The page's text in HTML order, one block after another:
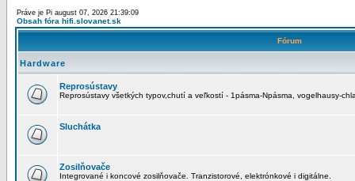
Práve je Pi august 07, 2026 21:39:09
Obsah fóra hifi.slovanet.sk
Fórum
Hardware
Reprosústavy
Reprosústavy všetkých typov,chutí a veľkostí - 1pásma-Npásma, vogelhausy-
Sluchátka
Zosilňovače
Integrované i koncové zosilňovače. Tranzistorové, elektrónkové i digitálne.